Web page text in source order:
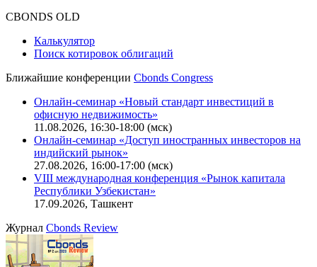
CBONDS OLD
Калькулятор
Поиск котировок облигаций
Ближайшие конференции Cbonds Congress
Онлайн-семинар «Новый стандарт инвестиций в
офисную недвижимость»
11.08.2026, 16:30-18:00 (мск)
Онлайн-семинар «Доступ иностранных инвесторов на
индийский рынок»
27.08.2026, 16:00-17:00 (мск)
VIII международная конференция «Рынок капитала
Республики Узбекистан»
17.09.2026, Ташкент
Журнал Cbonds Review